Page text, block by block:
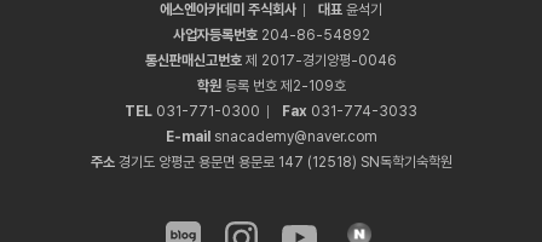
에스엔아카데미 주식회사 대표 윤석기
사업자등록번호 204-86-54892
통신판매신고번호 제 2017-경기양평-0046
학원등록 번호 제2-109호
TEL 031 -771 -0300 Fax 031 -774-3033
E-mail snacademy@naver.com
주소경기도 양평군 용문면 용문로 147 (12518) SN독학기숙학원